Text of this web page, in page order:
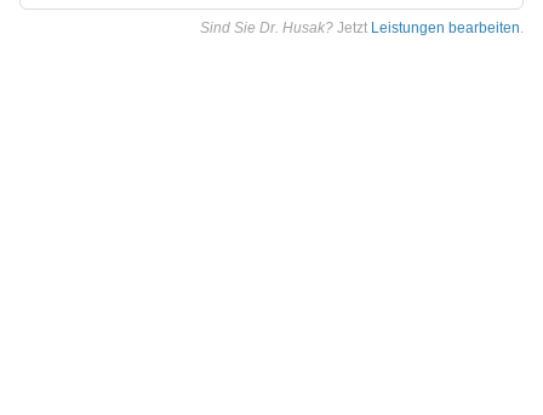
Sind Sie Dr. Husak? Jetzt Leistungen bearbeiten.